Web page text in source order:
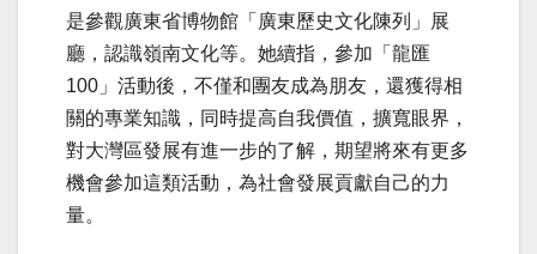
是參觀廣東省博物館「廣東歷史文化陳列」展
廳，認識嶺南文化等。她續指，參加「龍匯
100」活動後，不僅和團友成為朋友，還獲得相
關的專業知識，同時提高自我價值，擴寬眼界，
對大灣區發展有進一步的了解，期望將來有更多
機會參加這類活動，為社會發展貢獻自己的力
量。